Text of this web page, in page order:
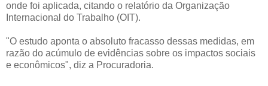
onde foi aplicada, citando o relatório da Organização
Internacional do Trabalho (OIT).
"O estudo aponta o absoluto fracasso dessas medidas, em
razão do acúmulo de evidências sobre os impactos sociais
e econômicos", diz a Procuradoria.